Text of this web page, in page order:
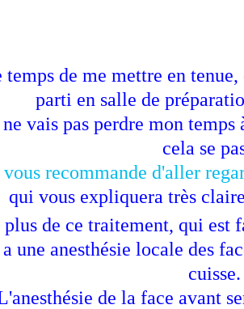
temps de me mettre en
parti en salle de
ne vais pas perdre mon
cela se
vous recommande d'aller
qui vous expliquera très
plus de ce traitement, qui est
a une anesthésie locale des
cuisse.
de la face avant